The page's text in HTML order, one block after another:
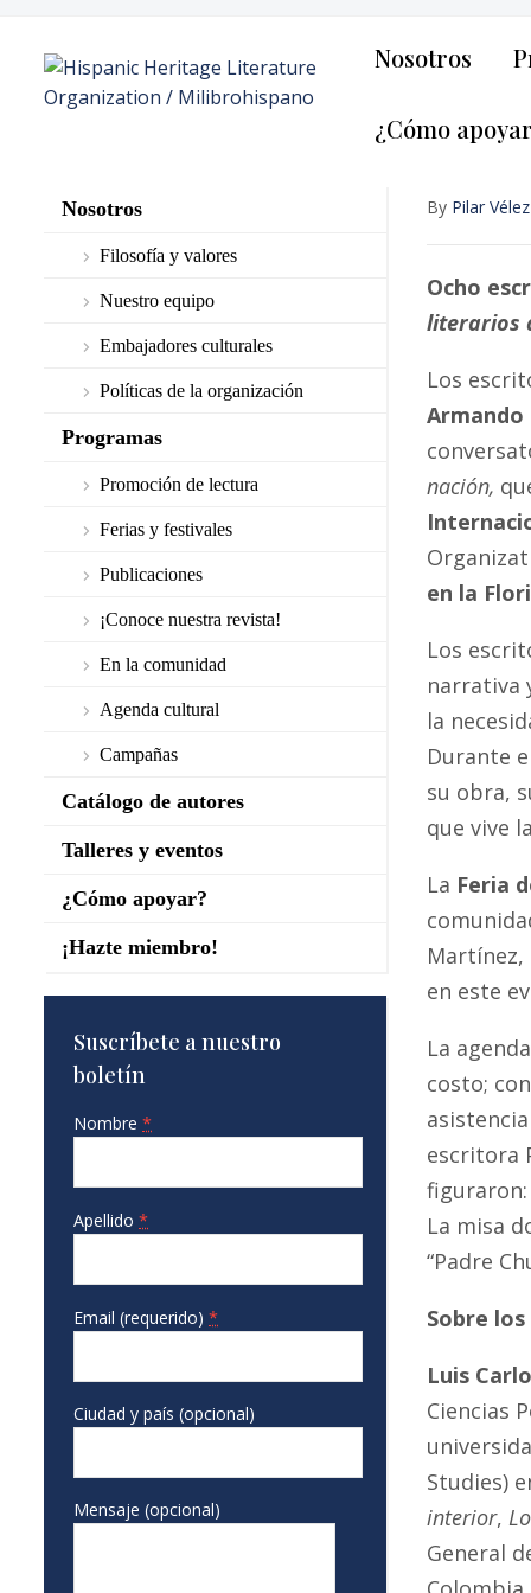
Nosotros
¿Cómo
Nosotros
Filosofía y valores
Nuestro equipo
Embajadores culturales
Políticas de la organización
Programas
Promoción de lectura
Ferias y festivales
Publicaciones
¡Conoce nuestra revista!
En la comunidad
Agenda cultural
Campañas
Catálogo de autores
Talleres y eventos
¿Cómo apoyar?
¡Hazte miembro!
Suscríbete a nuestro
boletín
Nombre *
Apellido *
Email (requerido) *
Ciudad y país (opcional)
Mensaje (opcional)
By Pilar Vélez
Ocho
literarios
Los
Armando
nación,
en la
Los
narrativa
la
Durante
su obra,
que vive
La Feria
Martínez,
en este
La
costo;
escritora
figuraron:
La misa
“Padre
Sobre
Luis
Ciencias
Studies)
interior,
General